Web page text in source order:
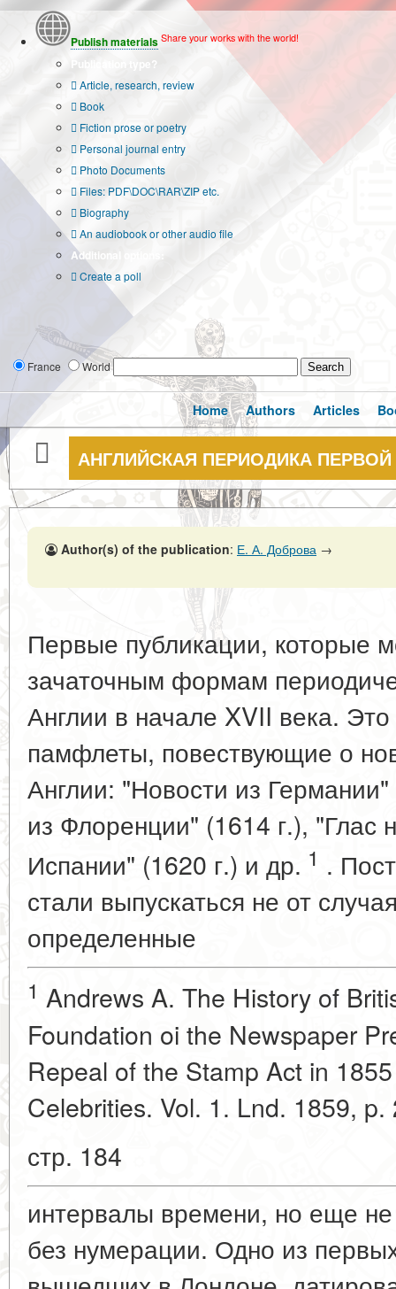
Publish materials Share your works with the world!
Publication type?
Article, research, review
Book
Fiction prose or poetry
Personal journal entry
Photo Documents
Files: PDF\DOC\RAR\ZIP etc.
Biography
An audiobook or other audio file
Additional options:
Create a poll
France World
Home Authors Articles
АНГЛИЙСКАЯ ПЕРИОДИКА
Author(s) of the publication: Е. А. Доброва →
Первые публикации, которые
зачаточным формам
Англии в начале XVII века.
памфлеты, повествующие о
Англии: "Новости из
из Флоренции" (1614 г.), "Глас
Испании" (1620 г.) и др. 1 .
стали выпускаться не от
определенные
1 Andrews A. The History of
Foundation oi the Newspaper
Repeal of the Stamp Act in
Celebrities. Vol. 1. Lnd. 1859, p.
стр. 184
интервалы времени, но еще
без нумерации. Одно из